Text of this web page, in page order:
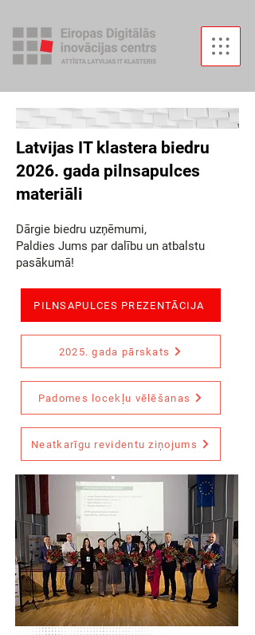
Latvijas IT klastera biedru
2026. gada pilnsapulces
materiāli
Dārgie biedru uzņēmumi,
Paldies Jums par dalību un atbalstu
pasākumā!
PILNSAPULCES PREZENTĀCIJA
2025. gada pārskats
Padomes locekļu vēlēšanas
Neatkarīgu revidentu ziņojums